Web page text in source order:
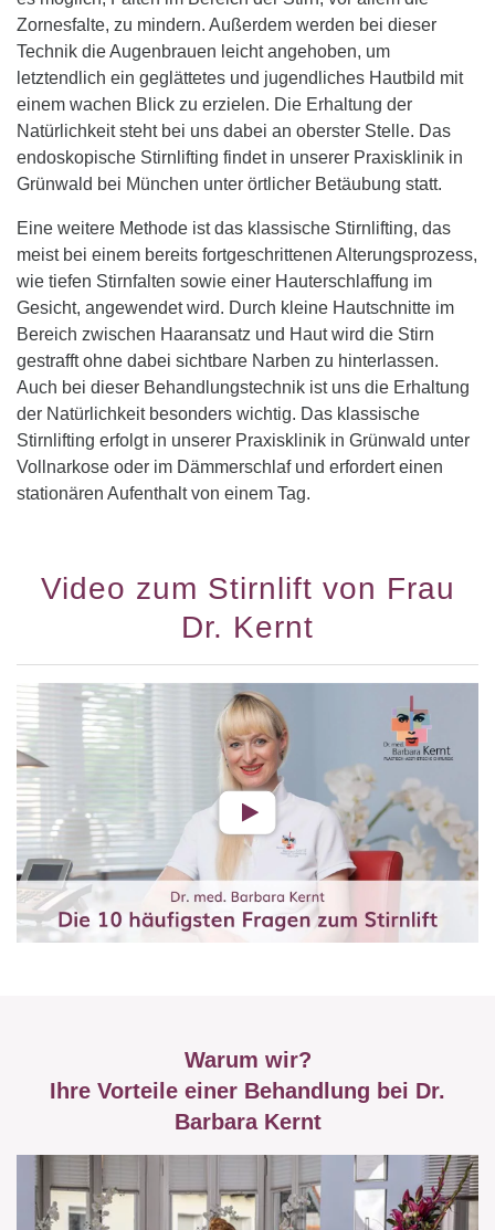
Zornesfalte, zu mindern. Außerdem werden bei dieser
Technik die Augenbrauen leicht angehoben, um
letztendlich ein geglättetes und jugendliches Hautbild mit
einem wachen Blick zu erzielen. Die Erhaltung der
Natürlichkeit steht bei uns dabei an oberster Stelle. Das
endoskopische Stirnlifting findet in unserer Praxisklinik in
Grünwald bei München unter örtlicher Betäubung statt.
Eine weitere Methode ist das klassische Stirnlifting, das
meist bei einem bereits fortgeschrittenen Alterungsprozess,
wie tiefen Stirnfalten sowie einer Hauterschlaffung im
Gesicht, angewendet wird. Durch kleine Hautschnitte im
Bereich zwischen Haaransatz und Haut wird die Stirn
gestrafft ohne dabei sichtbare Narben zu hinterlassen.
Auch bei dieser Behandlungstechnik ist uns die Erhaltung
der Natürlichkeit besonders wichtig. Das klassische
Stirnlifting erfolgt in unserer Praxisklinik in Grünwald unter
Vollnarkose oder im Dämmerschlaf und erfordert einen
stationären Aufenthalt von einem Tag.
Video zum Stirnlift von Frau
Dr. Kernt
Warum wir?
Ihre Vorteile einer Behandlung bei Dr.
Barbara Kernt